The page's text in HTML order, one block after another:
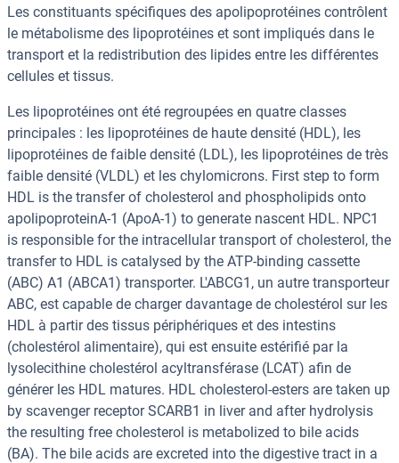
Les constituants spécifiques des apolipoprotéines contrôlent
le métabolisme des lipoprotéines et sont impliqués dans le
transport et la redistribution des lipides entre les différentes
cellules et tissus.
Les lipoprotéines ont été regroupées en quatre classes
principales : les lipoprotéines de haute densité (HDL), les
lipoprotéines de faible densité (LDL), les lipoprotéines de très
faible densité (VLDL) et les chylomicrons. First step to form
HDL is the transfer of cholesterol and phospholipids onto
apolipoproteinA-1 (ApoA-1) to generate nascent HDL. NPC1
is responsible for the intracellular transport of cholesterol, the
transfer to HDL is catalysed by the ATP-binding cassette
(ABC) A1 (ABCA1) transporter. L'ABCG1, un autre transporteur
ABC, est capable de charger davantage de cholestérol sur les
HDL à partir des tissus périphériques et des intestins
(cholestérol alimentaire), qui est ensuite estérifié par la
lysolecithine cholestérol acyltransférase (LCAT) afin de
générer les HDL matures. HDL cholesterol-esters are taken up
by scavenger receptor SCARB1 in liver and after hydrolysis
the resulting free cholesterol is metabolized to bile acids
(BA). The bile acids are excreted into the digestive tract in a